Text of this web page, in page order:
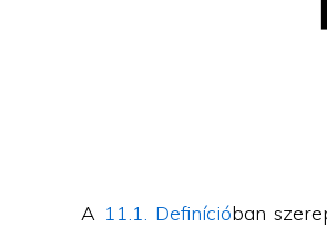
A 11.1. Definícióban